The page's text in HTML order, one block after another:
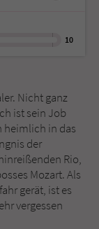
10
Nicht ganz
ist sein Job
heimlich in das
der
Rio,
Mozart. Als
gerät, ist es
vergessen
Buchtitel
Co. KG